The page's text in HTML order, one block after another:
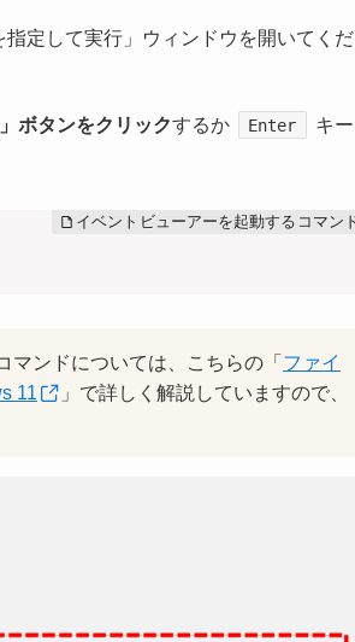
指定して実行」ウィンドウを開いてくだ
ボタンをクリックするか Enter
キー
ンドについては、こちらの「 ファイ
11
」で詳しく解説していますので、